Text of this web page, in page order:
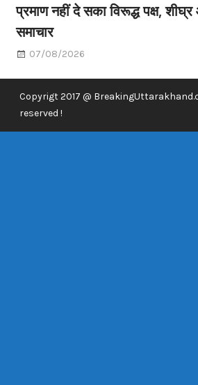
प्रमाण नहीं दे सका विरूद्ध पक्ष,
समाचार
07/08/2026
Copyrigt 2017 @
reserved !